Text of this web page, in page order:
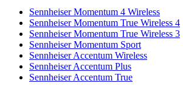
Sennheiser Momentum 4 Wireless
Sennheiser Momentum True Wireless 4
Sennheiser Momentum True Wireless 3
Sennheiser Momentum Sport
Sennheiser Accentum Wireless
Sennheiser Accentum Plus
Sennheiser Accentum True